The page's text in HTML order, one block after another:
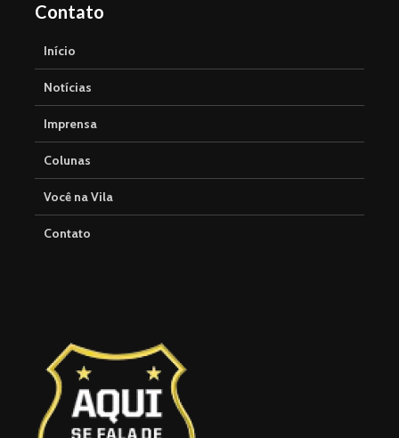
Contato
Início
Notícias
Imprensa
Colunas
Você na Vila
Contato